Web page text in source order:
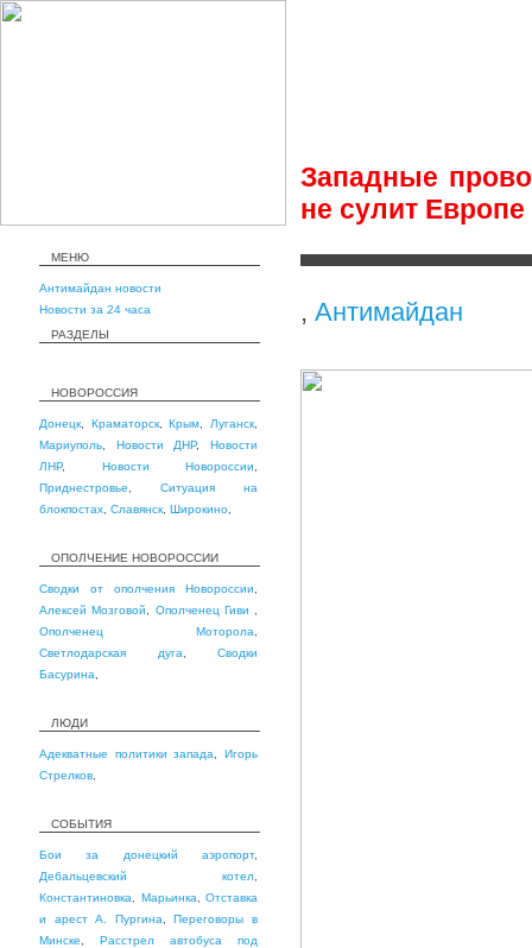
Западные
не сулит
МЕНЮ
Антимайдан новости
Новости за 24 часа
РАЗДЕЛЫ
НОВОРОССИЯ
Донецк Краматорск,Крым Луганск
Мариуполь
Новости ДНР,Новости
ЛНР, Новости Новороссии
Приднестровье
Ситуация на
блокпостах Славянск Широкино
ОПОЛЧЕНИЕ НОВОРОССИИ
Сводки от ополчения Новороссии
Алексей Мозговой
Ополченец Гиви
Ополченец Моторола
Светлодарская дуга
Сводки
Басурина
ЛЮДИ
Адекватные политики запада ,Игорь
Стрелков
СОБЫТИЯ
Бои за донецкий аэропорт,
Дебальцевский котел
Константиновка
Марьинка
Отставка
и арест А. Пургина ,Переговоры в
Минске
Расстрел автобуса под
, Антимайдан